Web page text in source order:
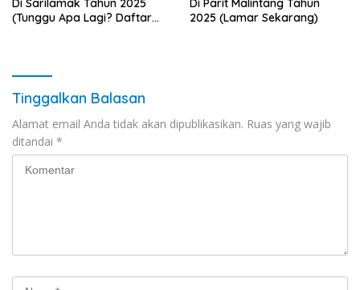
Di Sarilamak Tahun 2025
(Tunggu Apa Lagi? Daftar
Di Parit Malintang Tahun
2025 (Lamar Sekarang)
Tinggalkan Balasan
Alamat email Anda tidak akan dipublikasikan. Ruas yang wajib
ditandai *